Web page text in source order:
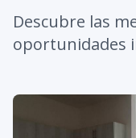
Descubre las
oportunidades